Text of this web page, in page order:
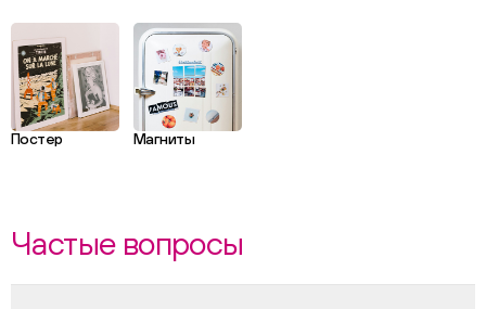
Постер Магниты
Частые вопросы